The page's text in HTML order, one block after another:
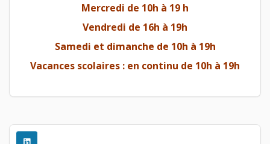
Mercredi de 10h à 19 h
Vendredi de 16h à 19h
Samedi et dimanche de 10h à 19h
Vacances scolaires : en continu de 10h à 19h